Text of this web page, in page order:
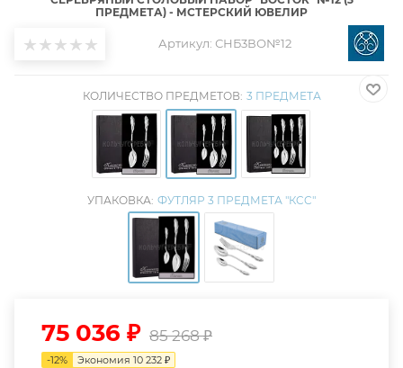
ПРЕДМЕТА) - МСТЕРСКИЙ ЮВЕЛИР
Артикул: СНБ3ВО№12
КОЛИЧЕСТВО ПРЕДМЕТОВ: 3 ПРЕДМЕТА
УПАКОВКА: ФУТЛЯР 3 ПРЕДМЕТА "КCC"
75 036 ₽ 85 268₽
-12% Экономия 10 232 ₽